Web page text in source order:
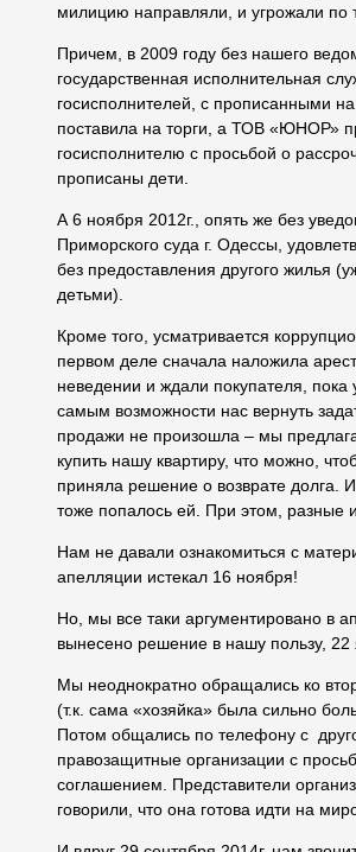
милицию направляли, и угрожали по
Причем, в 2009 году без нашего
государственная исполнительная
госисполнителей, с прописанными
поставила на торги, а ТОВ «ЮНОР»
госисполнителю с просьбой о
прописаны дети.
А 6 ноября 2012г., опять же без
Приморского суда г. Одессы,
без предоставления другого жилья
детьми).
Кроме того, усматривается
первом деле сначала наложила
неведении и ждали покупателя,
самым возможности нас вернуть
продажи не произошла – мы
купить нашу квартиру, что можно,
приняла решение о возврате долга.
тоже попалось ей. При этом, разные
Нам не давали ознакомиться с
апелляции истекал 16 ноября!
Но, мы все таки аргументировано в
вынесено решение в нашу пользу, 22
Мы неоднократно обращались ко
(т.к. сама «хозяйка» была сильно
Потом общались по телефону с
правозащитные организации с
соглашением. Представители
говорили, что она готова идти на